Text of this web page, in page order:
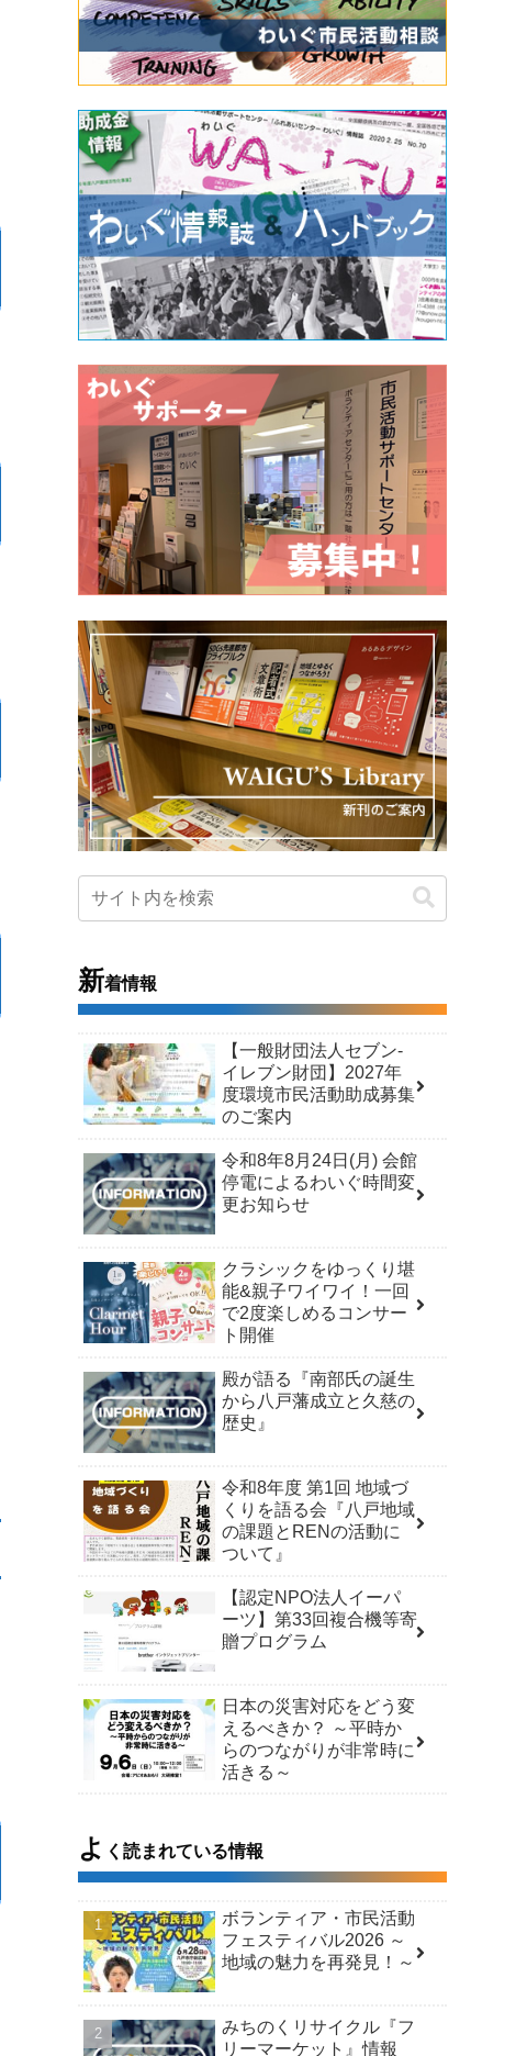
新着情報
【一般財団法人セブン-
イレブン財団】2027年
度環境市民活動助成募集
のご案内
令和8年8月24日(月) 会館
停電によるわいぐ時間変
更お知らせ
クラシックをゆっくり堪
能&親子ワイワイ！一回
で2度楽しめるコンサー
ト開催
殿が語る『南部氏の誕生
から八戸藩成立と久慈の
歴史』
令和8年度 第1回 地域づ
くりを語る会『八戸地域
の課題とRENの活動に
ついて』
【認定NPO法人イーパ
ーツ】第33回複合機等寄
贈プログラム
日本の災害対応をどう変
えるべきか？ ～平時か
らのつながりが非常時に
活きる～
よ く読まれている情報
ボランティア・市民活動
フェスティバル2026 ～
地域の魅力を再発見！～
みちのくリサイクル『フ
リーマーケット』情報